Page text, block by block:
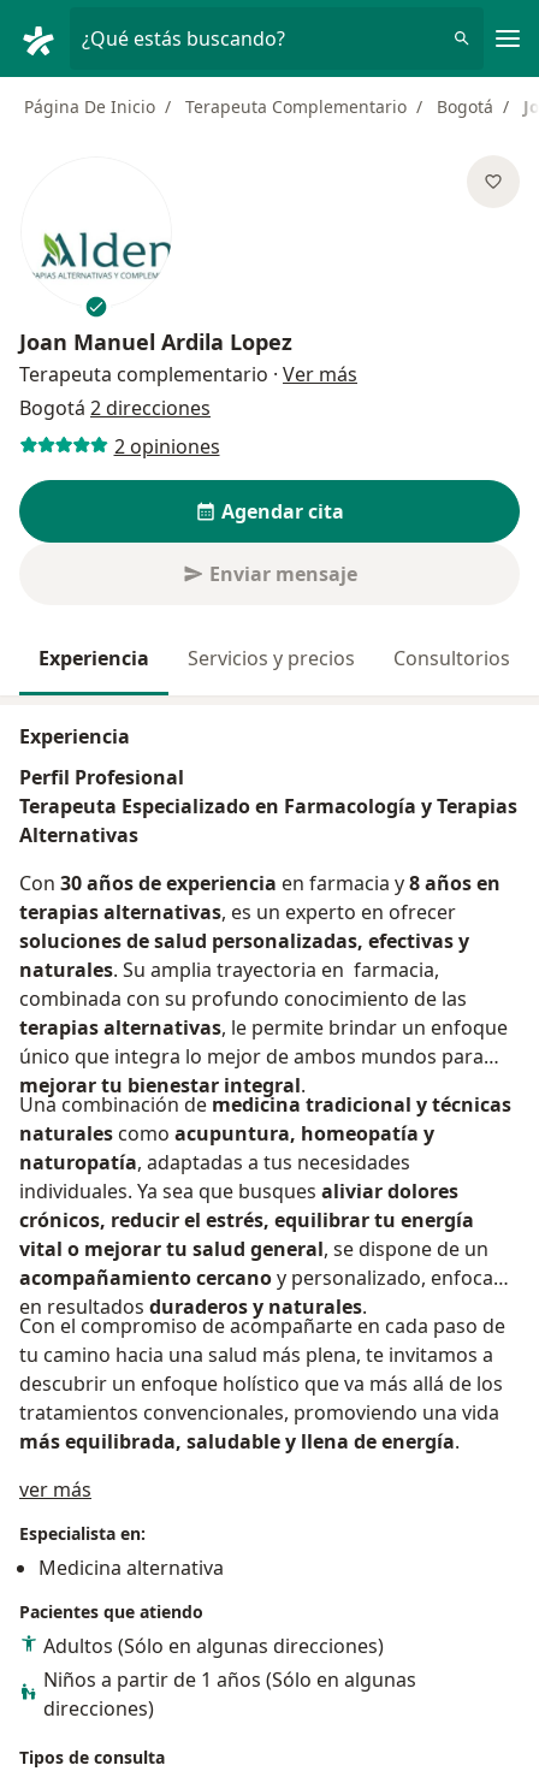
¿Qué estás buscando?
Página De Inicio Terapeuta Complementario Bogotá
Joan Manuel Ardila Lopez
Terapeuta complementario · Ver más
Bogotá 2 direcciones
2 opiniones
Agendar cita
Enviar mensaje
Experiencia Servicios y precios Consultorios
Experiencia
Perfil Profesional
Terapeuta Especializado en Farmacología y Terapias
Alternativas
Con 30 años de experiencia en farmacia y8 años en
terapias alternativas, es un experto en ofrecer
soluciones de salud personalizadas, efectivas y
naturales. Su amplia trayectoria en farmacia,
combinada con su profundo conocimiento de las
terapias alternativas, le permite brindar un enfoque
único que integra lo mejor de ambos mundos para
mejorar tu bienestar integral.
Una combinación de medicina tradicional y técnicas
naturales como acupuntura, homeopatía y
naturopatía, adaptadas a tus necesidades
individuales. Ya sea que busques aliviar dolores
crónicos, reducir el estrés, equilibrar tu energía
vital o mejorar tu salud general, se dispone de un
acompañamiento cercanoy personalizado, enfocado
en resultados duraderos y naturales.
Con el compromiso de acompañarte en cada paso de
tu camino hacia una salud más plena, te invitamos a
descubrir un enfoque holístico que va más allá de los
tratamientos convencionales, promoviendo una vida
más equilibrada, saludable y llena de energía.
ver más
Especialista en:
Medicina alternativa
Pacientes que atiendo
Adultos (Sólo en algunas direcciones)
Niños a partir de 1 años (Sólo en algunas
direcciones)
Tipos de consulta